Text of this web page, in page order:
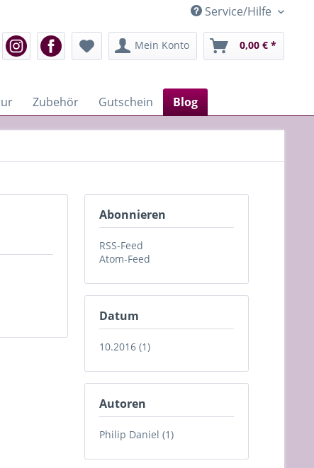
Service/Hilfe
Mein Konto 0,00 € *
Zubehör Gutschein Blog
Abonnieren
RSS-Feed
Atom-Feed
Datum
10.2016 (1)
Autoren
Philip Daniel (1)